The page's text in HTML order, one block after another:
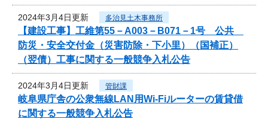
2024年3月4日更新 多治見土木事務所
【建設工事】工維第55－A003－B071－1号 公共
防災・安全交付金（災害防除・下小里）（国補正）
（翌債）工事に関する一般競争入札公告
2024年3月4日更新 管財課
岐阜県庁舎の公衆無線LAN用Wi-Fiルーターの賃貸借
に関する一般競争入札公告